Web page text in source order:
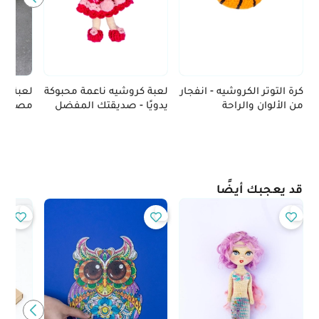
كرة التوتر الكروشيه - انفجار
من الألوان والراحة
لعبة كروشيه ناعمة محبوكة
يدويًا - صديقتك المفضل
لعبة
قد يعجبك أيضًا